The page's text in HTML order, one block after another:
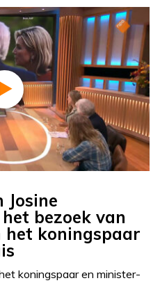
Josine
bezoek van
het koningspaar
koningspaar en minister-